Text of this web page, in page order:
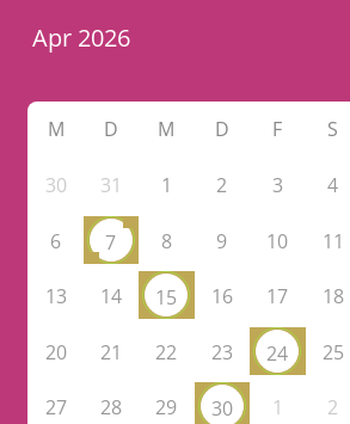
M D M D F S
30 31 1 2 3 4
6 7 8 9 10 11
13 14 15 16 17 18
20 21 22 23 24 25
27 28 29 30 1 2